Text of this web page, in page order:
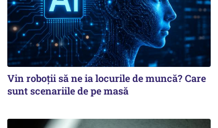
Vin roboţii să ne ia locurile de muncă? Care
sunt scenariile de pe masă